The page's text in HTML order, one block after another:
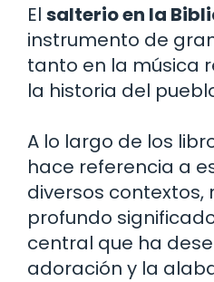
El salterio en la
instrumento de
tanto en la música
la historia del
A lo largo de los
hace referencia a
diversos contextos,
profundo
central que ha
adoración y la